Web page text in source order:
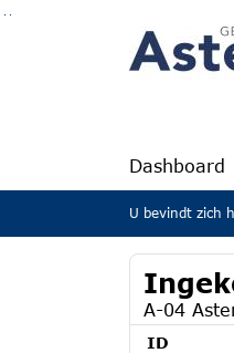
Ga naar de inhoud van
Ga naar het zoeken
Ga naar het menu
Dashboard
U bevindt zich
A-04
ID